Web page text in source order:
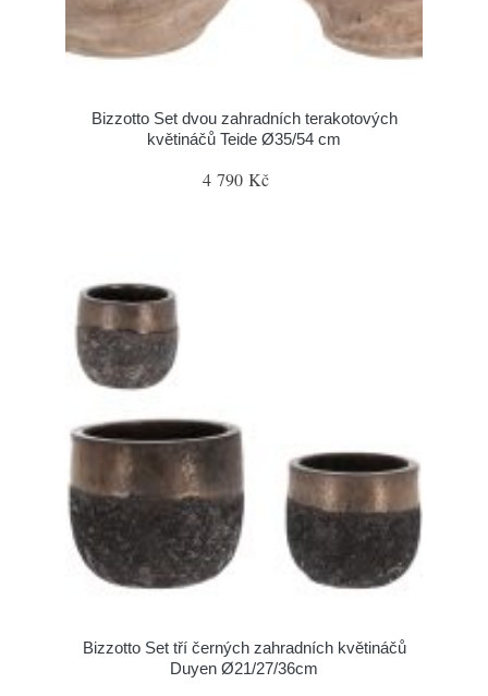
Bizzotto Set dvou zahradních terakotových
květináčů Teide Ø35/54 cm
4 790 Kč
Bizzotto Set tří černých zahradních květináčů
Duyen Ø21/27/36cm